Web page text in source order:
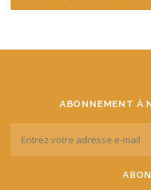
ABONNEMENT À